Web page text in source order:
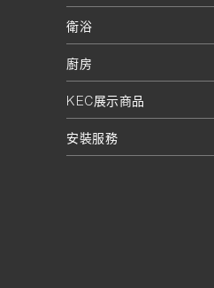
衛浴
廚房
KEC展示商品
安裝服務